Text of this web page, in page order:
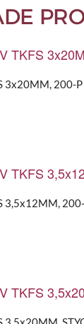
3x20MM, 200-P
3,5x12MM,